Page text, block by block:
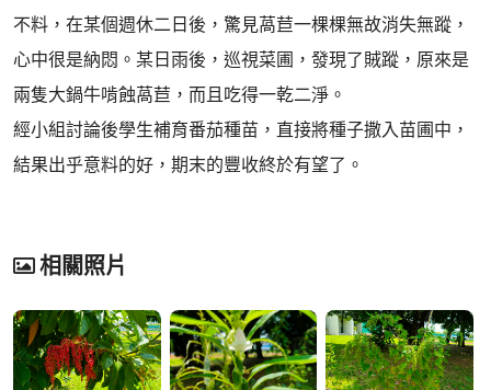
不料，在某個週休二日後，驚見萵苣一棵棵無故消失無蹤，
心中很是納悶。某日雨後，巡視菜圃，發現了賊蹤，原來是
兩隻大鍋牛啃蝕萵苣，而且吃得一乾二淨。
經小組討論後學生補育番茄種苗，直接將種子撒入苗圃中，
結果出乎意料的好，期末的豐收終於有望了。
相關照片